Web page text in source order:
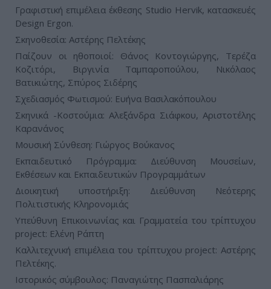
Γραφιστική επιµέλεια έκθεσης Studio Hervik, κατασκευές
Design Ergon.
Σκηνοθεσία: Αστέρης Πελτέκης
Παίζουν οι ηθοποιοί: Θάνος Κοντογιώργης, Τερέζα
Κοζιτόρι, Βιργινία Ταμπαροπούλου, Νικόλαος
Βατικιώτης, Σπύρος Σιδέρης
Σχεδιασμός Φωτισμού: Ευήνα Βασιλακόπουλου
Σκηνικά -Κοστούμια: Αλεξάνδρα Σιάφκου, Αριστοτέλης
Καρανάνος
Μουσική Σύνθεση: Γιώργος Βούκανος
Εκπαιδευτικό Πρόγραμμα: Διεύθυνση Μουσείων,
Εκθέσεων και Εκπαιδευτικών Προγραμμάτων
Διοικητική υποστήριξη: Διεύθυνση Νεότερης
Πολιτιστικής Κληρονομιάς
Υπεύθυνη Επικοινωνίας και Γραμματεία του τρίπτυχου
project: Ελένη Ράπτη
Καλλιτεχνική επιμέλεια του τρίπτυχου project: Αστέρης
Πελτέκης.
Ιστορικός σύμβουλος: Παναγιώτης Πασπαλιάρης